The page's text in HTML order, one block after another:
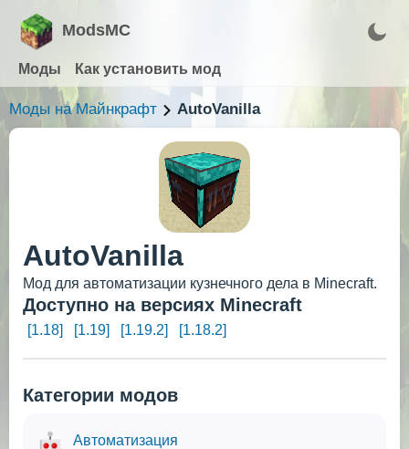
ModsMC
Моды Как установить мод
Моды на Майнкрафт AutoVanilla
AutoVanilla
Мод для автоматизации кузнечного дела в Minecraft.
Доступно на версиях Minecraft
[1.18] [1.19] [1.19.2] [1.18.2]
Категории модов
Автоматизация